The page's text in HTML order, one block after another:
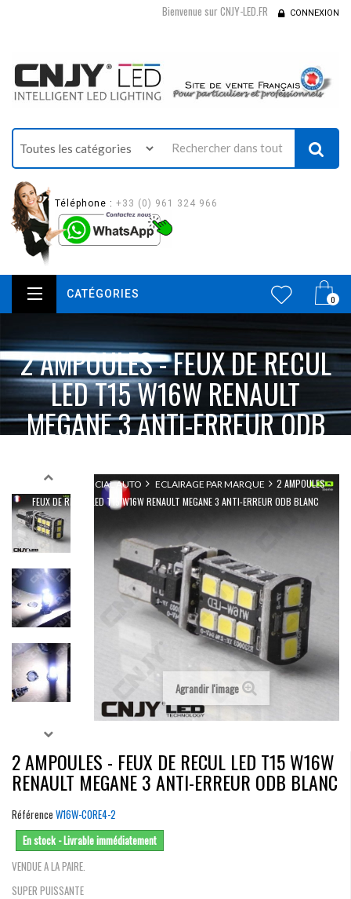
Bienvenue sur CNJY-LED.FR CONNEXION
Téléphone : +33 (0) 961 324 966
0
CATÉGORIES
2 AMPOULES - FEUX DE RECUL
LED T15 W16W RENAULT
MEGANE 3 ANTI-ERREUR ODB
ACCUEIL SPÉCIAL AUTO ECLAIRAGE PAR MARQUE
2 AMPOULES -
FEUX DE RECUL LED T15 W16W RENAULT MEGANE 3 ANTI-ERREUR ODB BLANC
Agrandir l'image
2 AMPOULES - FEUX DE RECUL LED T15 W16W
RENAULT MEGANE 3 ANTI-ERREUR ODB BLANC
Référence W16W-CORE4-2
En stock - Livrable immédiatement
VENDUE A LA PAIRE.
SUPER PUISSANTE